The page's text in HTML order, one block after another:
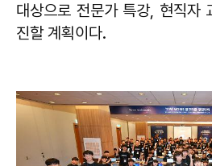
대상으로 전문가 특강, 현직자
진할 계획이다.